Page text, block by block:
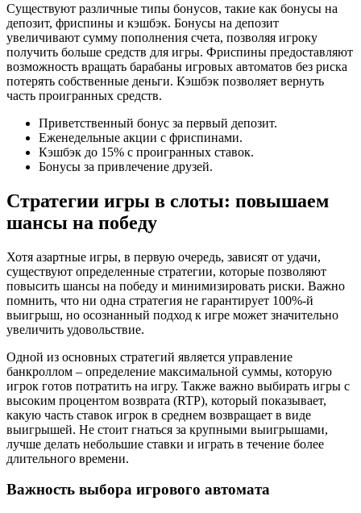
Существуют различные типы бонусов, такие как бонусы на
депозит, фриспины и кэшбэк. Бонусы на депозит
увеличивают сумму пополнения счета, позволяя игроку
получить больше средств для игры. Фриспины предоставляют
возможность вращать барабаны игровых автоматов без риска
потерять собственные деньги. Кэшбэк позволяет вернуть
часть проигранных средств.
Приветственный бонус за первый депозит.
Еженедельные акции с фриспинами.
Кэшбэк до 15% с проигранных ставок.
Бонусы за привлечение друзей.
Стратегии игры в слоты: повышаем
шансы на победу
Хотя азартные игры, в первую очередь, зависят от удачи,
существуют определенные стратегии, которые позволяют
повысить шансы на победу и минимизировать риски. Важно
помнить, что ни одна стратегия не гарантирует 100%-й
выигрыш, но осознанный подход к игре может значительно
увеличить удовольствие.
Одной из основных стратегий является управление
банкроллом – определение максимальной суммы, которую
игрок готов потратить на игру. Также важно выбирать игры с
высоким процентом возврата (RTP), который показывает,
какую часть ставок игрок в среднем возвращает в виде
выигрышей. Не стоит гнаться за крупными выигрышами,
лучше делать небольшие ставки и играть в течение более
длительного времени.
Важность выбора игрового автомата